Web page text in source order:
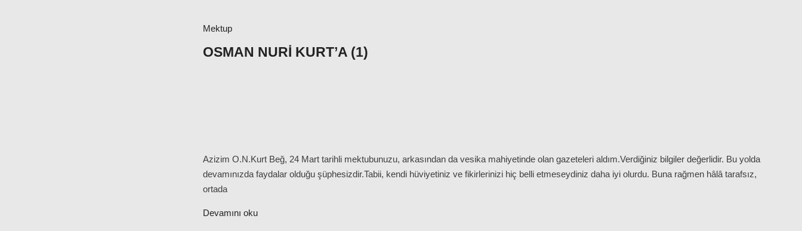
Mektup
OSMAN NURI KURT’A (1)
Azizim O.N.Kurt Beğ, 24 Mart tarihli mektubunuzu, arkasından da vesika mahiyetinde olan gazeteleri aldım.Verdiğiniz bilgiler değerlidir. Bu yolda
devamınızda faydalar olduğu şüphesizdir.Tabii, kendi hüviyetiniz ve fikirlerinizi hiç belli etmeseydiniz daha iyi olurdu. Buna rağmen hâlâ tarafsız,
ortada
Devamını oku